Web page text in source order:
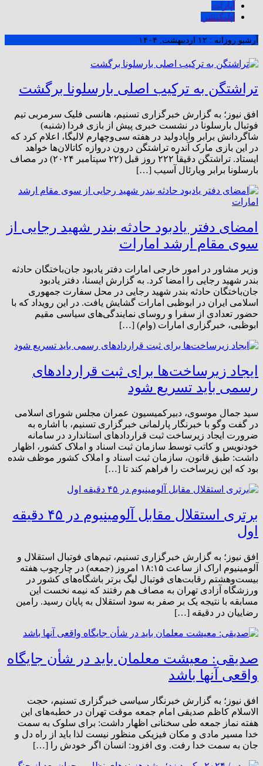
آپارات
اپلیکیشن
آرشیو روزانه : ۱۲ اردیبهشت, ۱۴۰۴
تراشتگن به ترکیب اصلی بارسلونا برگشت
افق نیوز؛ به گزارش خبرگزاری تسنیم، هانسی فلیک سرمربی تیم
فوتبال بارسلونا در نشست خبری پیش از بازی فردا (شنبه)
شاگردانش برابر وایادولید در هفته سی‌و‌چهارم لالیگا، اعلام کرد که
در این بازی مارک آندره تراشتگن درون دروازه کاتالان‌ها خواهد
ایستاد. تراشتگن دقیقاً ۲۲۲ روز قبل (۲۲ سپتامبر ۲۰۲۴) در مصاف
بارسلونا برابر ویارئال آسیب […]
امضای دفتر یادبود حادثه بندر شهید رجایی از
سوی مقام ارشد امارات
وزیر مشاور در امور خارجی امارات دفتر یادبود جان‌باختگان حادثه
بندر شهید رجایی را امضا کرد. به گزارش ایسنا، دفتر یادبود
جان‌باختگان حادثه بندر شهید رجایی در محل سفارت جمهوری
اسلامی ایران در ابوظبی امارات گشایش یافت. در این رویداد که با
حضور تعدادی از سفرا و روسای نمایندگی‌های سیاسی مقیم
ابوظبی، خبرگزاری امارات (وام) […]
ایجاد زیرساخت‌‌ها برای ثبت قراردادهای
رسمی باید تسریع شود
سید جمال موسوی، دبیرکمیسیون عمران مجلس شورای اسلامی
در گفت وگو با خبرنگار پارلمانی خبرگزاری تسنیم، با اشاره به
ضرورت ایجاد زیرساخت ثبت قراردادهای استاندارد در سامانه‌
خودنویس و کاتب توسط سازمان ثبت اسناد و املاک کشور، اظهار
داشت: طبق قانون، سازمان ثبت اسناد و املاک کشور موظف شده
بود که این زیرساخت را فراهم کند تا […]
برتری استقلال مقابل آلومینیوم در ۴۵ دقیقه
اول
افق نیوز؛ به گزارش خبرگزاری تسنیم، تیم‌های فوتبال استقلال و
آلومینیوم اراک از ساعت ۱۸:۱۵ امروز (جمعه) در چارچوب هفته
بیست‌وهشتم رقابت‌های فوتبال لیگ برتر باشگاه‌های کشور در
ورزشگاه آزادی تهران به مصاف هم رفتند که نیمه نخست این
مسابقه با نتیجه یک بر صفر به سود استقلال به پایان رسید. رامین
رضاییان در دقیقه […]
صدیقی: معیشت معلمان باید در شأن جایگاه
واقعی آنها باشد
افق نیوز؛ به گزارش خبرنگار سیاسی خبرگزاری تسنیم، حجت
الاسلام کاظم صدیقی امام جمعه موقت تهران در خطبه‌های این
هفته نماز جمعه طی سخنانی اظهار داشت: برای سلوک به سمت
خدا مسیر مادی و مکان فیزیکی منظور نیست لذا باید از راه دل و
جان به سمت خدا رفت. وی افزود: انسان اگر خودش را […]